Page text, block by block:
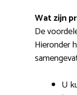
Wat zijn
De
Hieronder
U